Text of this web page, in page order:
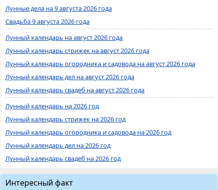
Лунные дела на 9 августа 2026 года
Свадьба 9 августа 2026 года
Лунный календарь на август 2026 года
Лунный календарь стрижек на август 2026 года
Лунный календарь огородника и садовода на август 2026 года
Лунный календарь дел на август 2026 года
Лунный календарь свадеб на август 2026 года
Лунный календарь на 2026 год
Лунный календарь стрижек на 2026 год
Лунный календарь огородника и садовода на 2026 год
Лунный календарь дел на 2026 год
Лунный календарь свадеб на 2026 год
Интересный факт